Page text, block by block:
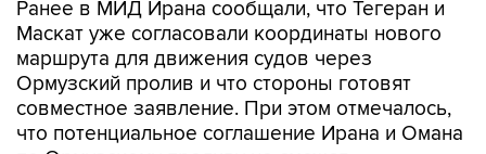
Ранее в МИД Ирана сообщали, что Тегеран и
Маскат уже согласовали координаты нового
маршрута для движения судов через
Ормузский пролив и что стороны готовят
совместное заявление. При этом отмечалось,
что потенциальное соглашение Ирана и Омана